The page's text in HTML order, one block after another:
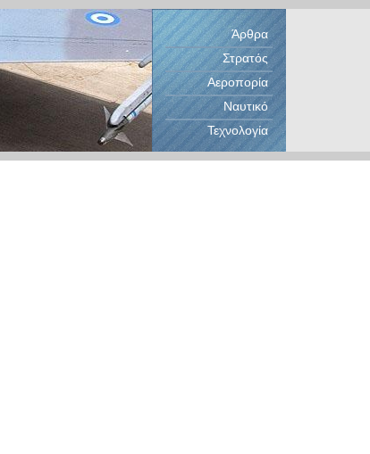
Άρθρα
Στρατός
Αεροπορία
Ναυτικό
Τεχνολογία